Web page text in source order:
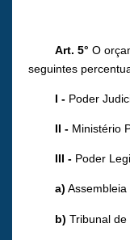
Art. 5° O
seguintes
I - Poder
II - Ministério
III - Poder
a) Assembleia
b) Tribunal de